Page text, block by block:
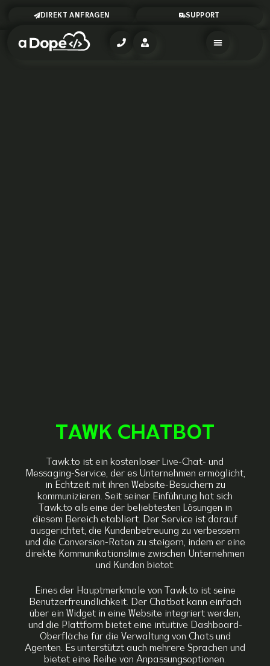
DIREKT ANFRAGEN SUPPORT
TAWK CHATBOT
Tawk.to ist ein kostenloser Live-Chat- und
Messaging-Service, der es Unternehmen ermöglicht,
in Echtzeit mit ihren Website-Besuchern zu
kommunizieren. Seit seiner Einführung hat sich
Tawk.to als eine der beliebtesten Lösungen in
diesem Bereich etabliert. Der Service ist darauf
ausgerichtet, die Kundenbetreuung zu verbessern
und die Conversion-Raten zu steigern, indem er eine
direkte Kommunikationslinie zwischen Unternehmen
und Kunden bietet.
Eines der Hauptmerkmale von Tawk.to ist seine
Benutzerfreundlichkeit. Der Chatbot kann einfach
über ein Widget in eine Website integriert werden,
und die Plattform bietet eine intuitive Dashboard-
Oberfläche für die Verwaltung von Chats und
Agenten. Es unterstützt auch mehrere Sprachen und
bietet eine Reihe von Anpassungsoptionen.